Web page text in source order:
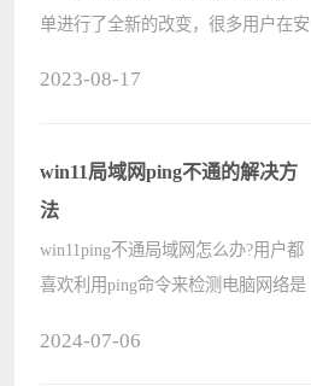
单进行了全新的改变，很多用户在安
演示下Win11右键菜单改回Win10的方
法。 ????
2023-08-17
win11局域网ping不通的解决方
法
win11ping不通局域网怎么办?用户都
喜欢利用ping命令来检测电脑网络是
2024-07-06